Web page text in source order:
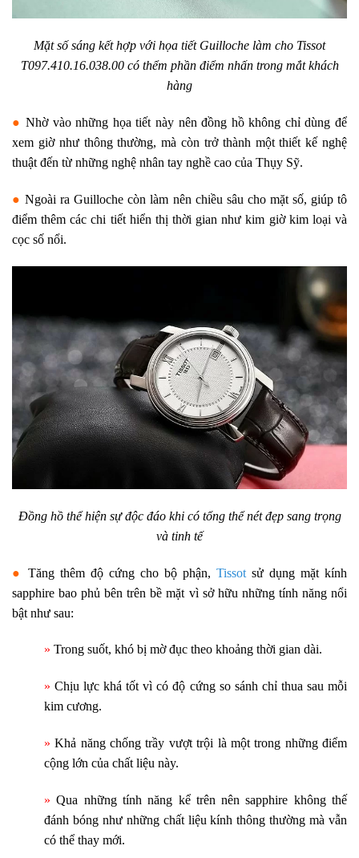
Mặt số sáng kết hợp với họa tiết Guilloche làm cho Tissot
T097.410.16.038.00 có thểm phần điểm nhấn trong mắt khách
hàng
● Nhờ vào những họa tiết này nên đồng hồ không chỉ dùng để
xem giờ như thông thường, mà còn trở thành một thiết kế nghệ
thuật đến từ những nghệ nhân tay nghề cao của Thụy Sỹ.
● Ngoài ra Guilloche còn làm nên chiều sâu cho mặt số, giúp tô
điểm thêm các chi tiết hiển thị thời gian như kim giờ kim loại và
cọc số nổi.
Đồng hồ thể hiện sự độc đáo khi có tổng thể nét đẹp sang trọng
và tinh tế
● Tăng thêm độ cứng cho bộ phận, Tissot sử dụng mặt kính
sapphire bao phủ bên trên bề mặt vì sở hữu những tính năng nổi
bật như sau:
» Trong suốt, khó bị mờ đục theo khoảng thời gian dài.
» Chịu lực khá tốt vì có độ cứng so sánh chỉ thua sau mỗi
kim cương.
» Khả năng chống trầy vượt trội là một trong những điểm
cộng lớn của chất liệu này.
» Qua những tính năng kể trên nên sapphire không thế
đánh bóng như những chất liệu kính thông thường mà vẫn
có thể thay mới.